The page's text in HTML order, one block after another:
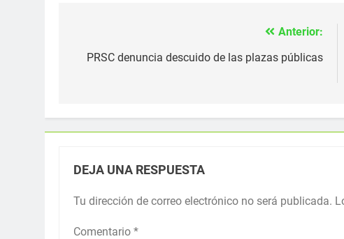
de
Anterior:
PRSC denuncia descuido de las plazas públicas
DEJA UNA RESPUESTA
Tu dirección de correo electrónico no será publicada.
Comentario *